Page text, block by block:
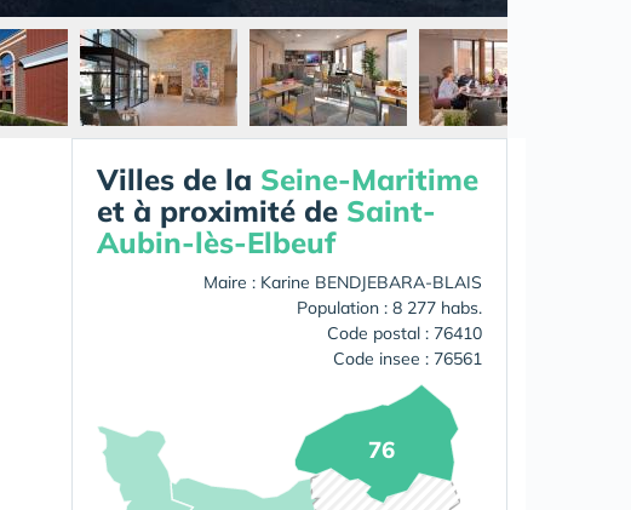
Villes de la Seine-Maritime
et à proximité de Saint-
Aubin-lès-Elbeuf
Maire : Karine BENDJEBARA-BLAIS
Population : 8 277 habs.
Code postal : 76410
Code insee : 76561
76